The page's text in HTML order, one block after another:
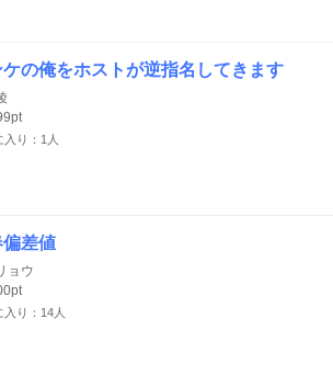
ケの俺をホストが逆指名してきます
入り：1人
差値
ョウ
入り：14人